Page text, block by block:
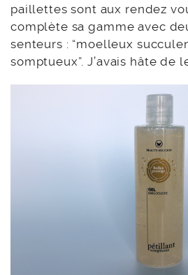
paillettes sont aux rendez
complète sa gamme avec
senteurs : “moelleux
somptueux”. J’avais hâte de